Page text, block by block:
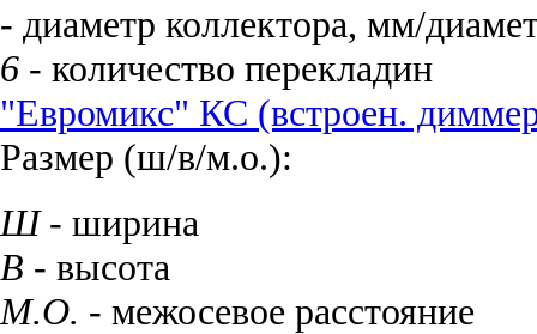
- диаметр коллектора, мм/
6 - количество перекладин
"Евромикс" КС (встроен.
Размер (ш/в/м.о.):
Ш- ширина
В - высота
М.О. - межосевое расстояние